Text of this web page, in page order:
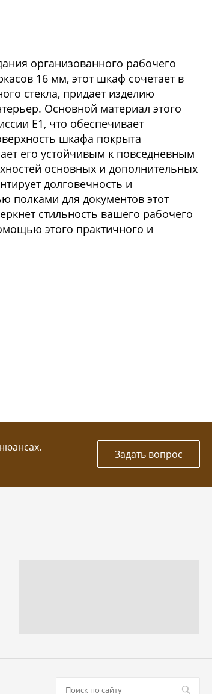
организованного рабочего
16 мм, этот шкаф сочетает в
стекла, придает изделию
Основной материал этого
Е1, что обеспечивает
шкафа покрыта
его устойчивым к повседневным
основных и дополнительных
долговечность и
полками для документов этот
стильность вашего рабочего
этого практичного и
Задать вопрос